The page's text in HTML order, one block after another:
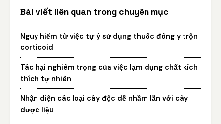
Bài viết liên quan trong chuyên mục
Nguy hiểm từ việc tự ý sử dụng thuốc đông y trộn
corticoid
Tác hại nghiêm trọng của việc lạm dụng chất kích
thích tự nhiên
Nhận diện các loại cây độc dễ nhầm lẫn với cây
dược liệu